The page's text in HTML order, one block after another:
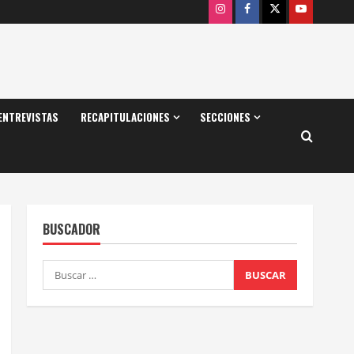
InstagramFacebook
X Youtube
RECAPITULACIONES SECCIONES
BUSCADOR
Buscar: